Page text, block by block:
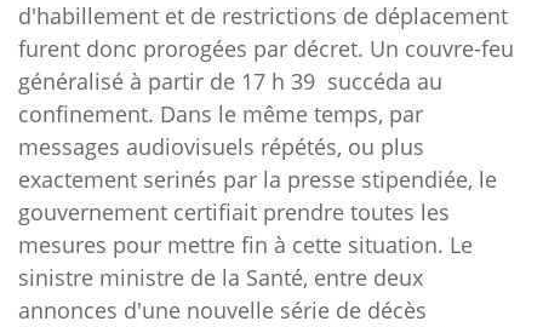
d'habillement et de restrictions de déplacement
furent donc prorogées par décret. Un couvre-feu
généralisé à partir de 17 h 39 succéda au
confinement. Dans le même temps, par
messages audiovisuels répétés, ou plus
exactement serinés par la presse stipendiée, le
gouvernement certifiait prendre toutes les
mesures pour mettre fin à cette situation. Le
sinistre ministre de la Santé, entre deux
annonces d'une nouvelle série de décès